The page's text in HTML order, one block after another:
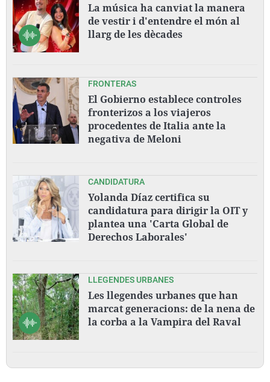
La música ha canviat la manera
de vestir i d'entendre el món al
llarg de les dècades
FRONTERAS
El Gobierno establece controles
fronterizos a los viajeros
procedentes de Italia ante la
negativa de Meloni
CANDIDATURA
Yolanda Díaz certifica su
candidatura para dirigir la OIT y
plantea una 'Carta Global de
Derechos Laborales'
LLEGENDES URBANES
Les llegendes urbanes que han
marcat generacions: de la nena de
la corba a la Vampira del Raval